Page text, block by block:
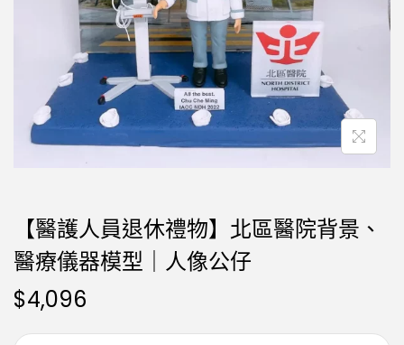
【醫護人員退休禮物】北區醫院背景、
醫療儀器模型｜人像公仔
$4,096